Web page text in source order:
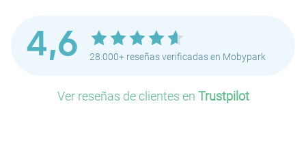
4,6 28.000+ reseñas verificadas en Mobypark
Ver reseñas de clientes en Trustpilot